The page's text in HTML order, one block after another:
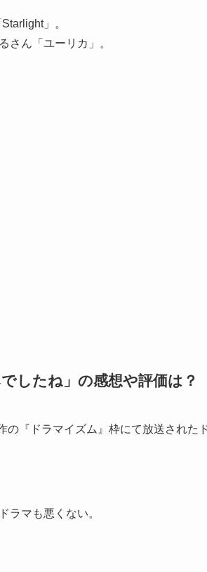
」。
さん「ユーリカ」。
したね」の感想や評価は？
の『ドラマイズム』枠にて放送された
ラマも悪くない。